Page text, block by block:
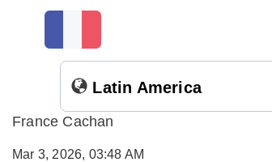
Latin America
France Cachan
Mar 3, 2026, 03:48 AM